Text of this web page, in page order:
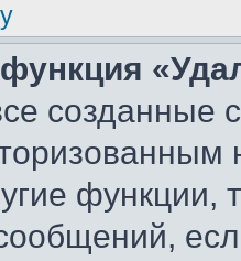
созданные
функции,